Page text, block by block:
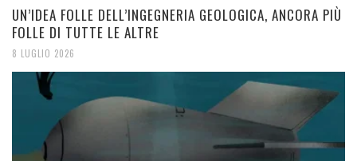
UN’IDEA FOLLE DELL’INGEGNERIA GEOLOGICA, ANCORA PIÙ
FOLLE DI TUTTE LE ALTRE
8 LUGLIO 2026